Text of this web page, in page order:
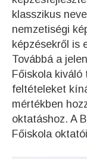
klasszikus
nemzetiségi
képzésekről is
Továbbá a
Főiskola
feltételeket
mértékben
oktatáshoz. A
Főiskola